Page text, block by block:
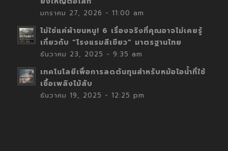
มกราคม 27, 2026 - 11:00 am
ไม่ใช่แค่ผ้าขนหนู! 6 เรื่องจริงที่คุณอาจไม่เคยรู้
เกี่ยวกับ “โรงแรมสีเขียว” มาตรฐานไทย
ธันวาคม 23, 2025 - 9:35 am
เทคโนโลยีเพื่อการลดต้นทุนสำหรับหม้อไอน้ำที่ใช้
เชื้อเพลิงไม้สับ
ธันวาคม 19, 2025 - 12:25 pm